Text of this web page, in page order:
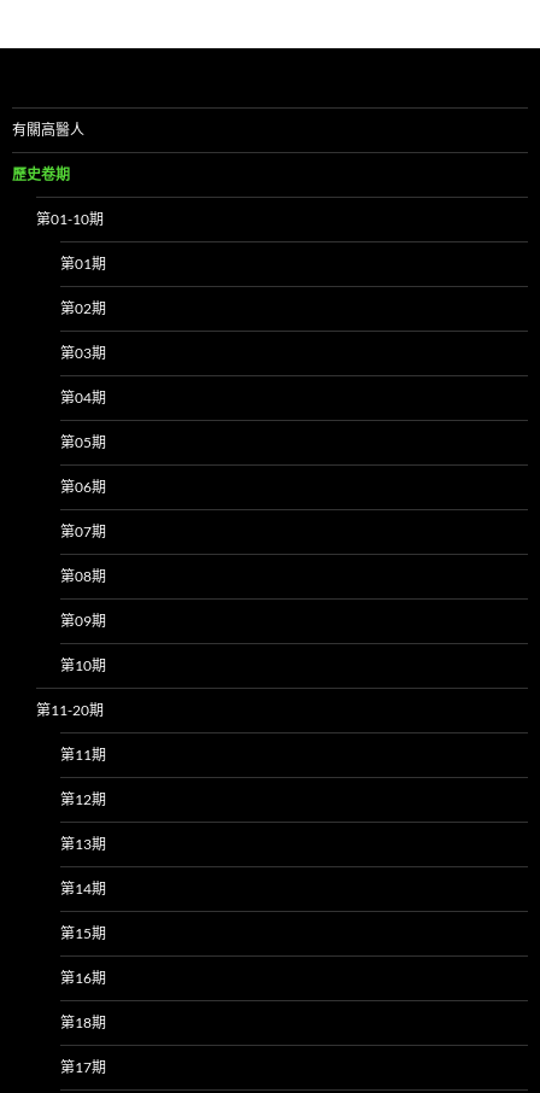
有關高醫人
歷史卷期
第01-10期
第01期
第02期
第03期
第04期
第05期
第06期
第07期
第08期
第09期
第10期
第11-20期
第11期
第12期
第13期
第14期
第15期
第16期
第18期
第17期